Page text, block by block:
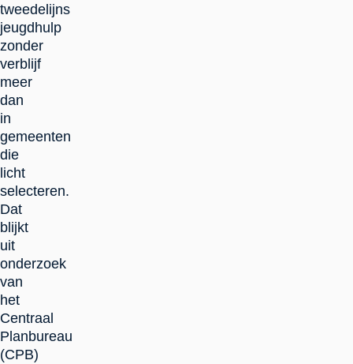
tweedelijns
jeugdhulp
zonder
verblijf
meer
dan
in
gemeenten
die
licht
selecteren.
Dat
blijkt
uit
onderzoek
van
het
Centraal
Planbureau
(CPB)